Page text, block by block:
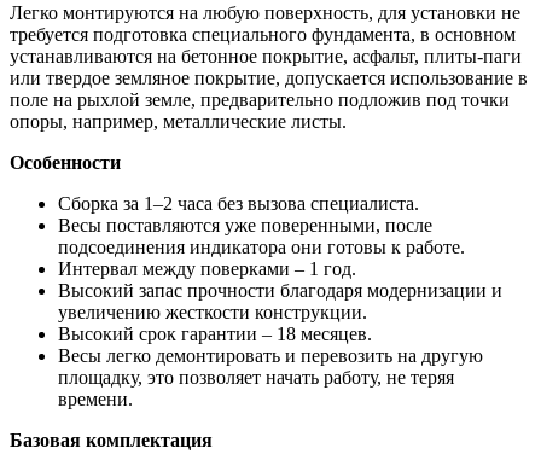
Легко монтируются на любую поверхность, для установки не
требуется подготовка специального фундамента, в основном
устанавливаются на бетонное покрытие, асфальт, плиты-паги
или твердое земляное покрытие, допускается использование в
поле на рыхлой земле, предварительно подложив под точки
опоры, например, металлические листы.
Особенности
Сборка за 1–2 часа без вызова специалиста.
Весы поставляются уже поверенными, после
подсоединения индикатора они готовы к работе.
Интервал между поверками – 1 год.
Высокий запас прочности благодаря модернизации и
увеличению жесткости конструкции.
Высокий срок гарантии – 18 месяцев.
Весы легко демонтировать и перевозить на другую
площадку, это позволяет начать работу, не теряя
времени.
Базовая комплектация